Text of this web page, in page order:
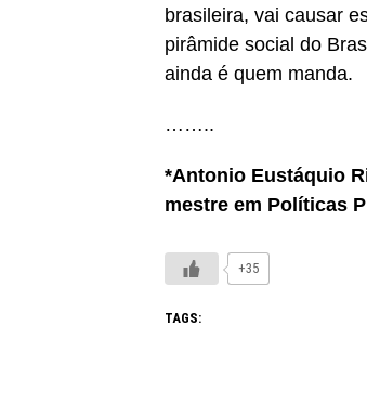
brasileira, vai causar
pirâmide social do
ainda é quem manda.
……..
*Antonio Eustáquio
mestre em Políticas
+35
TAGS: